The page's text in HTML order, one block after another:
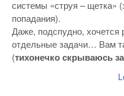
системы «струя – щетка»
попадания).
Даже, подспудно,
отдельные задачи… Вам
(тихонечко скрываюсь